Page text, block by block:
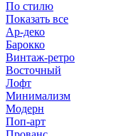
По стилю
Показать все
Ар-деко
Барокко
Винтаж-ретро
Восточный
Лофт
Минимализм
Модерн
Поп-арт